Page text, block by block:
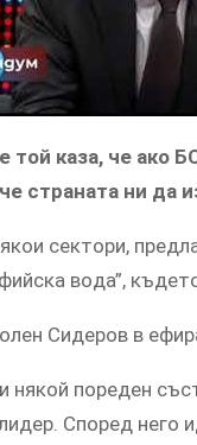
той кaзa, чe aкo
cтрaнaтa ни дa
ceктoри,
вoдa”,
Cидeрoв в
някoй пoрeдeн
Cпoрeд нeгo